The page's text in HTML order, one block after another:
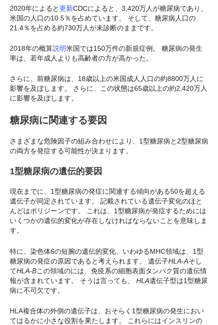
2020年によると更新CDCによると、3,420万人が糖尿病であり、
米国の人口の10.5％を占めています。 そして、糖尿病人口の
21.4％を占める約730万人が未診断のままです。
2018年の概算説明米国では150万件の新規症例。 糖尿病の発生
率は、若年成人よりも高齢者の方が高かった。
さらに、前糖尿病は、18歳以上の米国成人人口の約8800万人に
影響を及ぼします。 さらに、この状態は65歳以上の約2,420万人
に影響を及ぼします。
糖尿病に関連する要因
さまざまな危険因子の組み合わせにより、1型糖尿病と2型糖尿病
の両方を発症する可能性が決まります。
1型糖尿病の遺伝的要因
現在までに、1型糖尿病の発症に関連する傾向がある50を超える
遺伝子が同定されています。 記載されている遺伝子変化のほと
んどはポリジーンです。 これは、1型糖尿病が発症するためには
いくつかの遺伝的変化が存在しなければならないことを意味しま
す。
特に、染色体6の短腕の遺伝的変化、いわゆるMHC領域は、1型
糖尿病の発症の原因であると考えられます。 遺伝子HLA-Aそし
てHLA-Bこの領域のには、免疫系の細胞表面タンパク質の遺伝情
報が含まれています。 そうは言っても、
HLA遺伝子型は1型糖尿
病に不可欠です。
HLA複合体の外側の遺伝子は、おそらく1型糖尿病の発生におい
てはるかに小さな役割を果たします。 これらにはインスリンの